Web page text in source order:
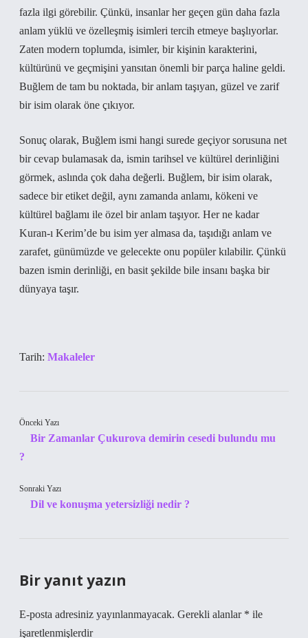
fazla ilgi görebilir. Çünkü, insanlar her geçen gün daha fazla
anlam yüklü ve özelleşmiş isimleri tercih etmeye başlıyorlar.
Zaten modern toplumda, isimler, bir kişinin karakterini,
kültürünü ve geçmişini yansıtan önemli bir parça haline geldi.
Buğlem de tam bu noktada, bir anlam taşıyan, güzel ve zarif
bir isim olarak öne çıkıyor.
Sonuç olarak, Buğlem ismi hangi surede geçiyor sorusuna net
bir cevap bulamasak da, ismin tarihsel ve kültürel derinliğini
görmek, aslında çok daha değerli. Buğlem, bir isim olarak,
sadece bir etiket değil, aynı zamanda anlamı, kökeni ve
kültürel bağlamı ile özel bir anlam taşıyor. Her ne kadar
Kuran-ı Kerim’de bu isim yer almasa da, taşıdığı anlam ve
zarafet, günümüzde ve gelecekte onu popüler kılabilir. Çünkü
bazen ismin derinliği, en basit şekilde bile insanı başka bir
dünyaya taşır.
Tarih: Makaleler
Önceki Yazı
Bir Zamanlar Çukurova demirin cesedi bulundu mu
?
Sonraki Yazı
Dil ve konuşma yetersizliği nedir ?
Bir yanıt yazın
E-posta adresiniz yayınlanmayacak. Gerekli alanlar * ile
işaretlenmişlerdir